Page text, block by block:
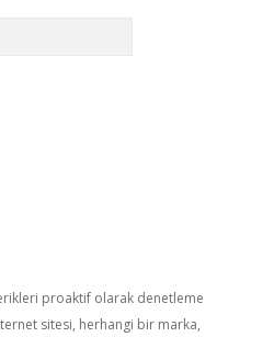
proaktif olarak denetleme
sitesi, herhangi bir marka,